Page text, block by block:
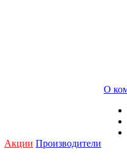
Акции Производители
О